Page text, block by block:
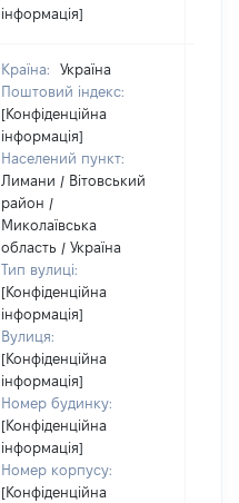
інформація]
Країна:
Україна
Поштовий індекс:
[Конфіденційна
інформація]
Населений пункт:
Лимани / Вітовський
район /
Миколаївська
область / Україна
Тип вулиці:
[Конфіденційна
інформація]
Вулиця:
[Конфіденційна
інформація]
Номер будинку:
[Конфіденційна
інформація]
Номер корпусу:
[Конфіденційна